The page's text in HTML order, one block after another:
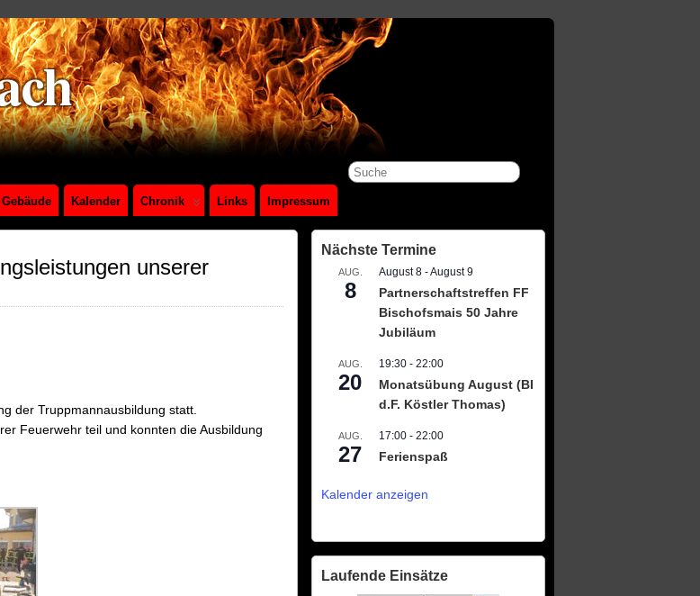
Kalender Chronik Links Impressum
unserer
der Truppmannausbildung statt.
Feuerwehr teil und konnten die Ausbildung
Nächste Termine
AUG.
8
August 8 -August 9
Partnerschaftstreffen FF
Bischofsmais 50 Jahre
Jubiläum
AUG.
20
19:30 - 22:00
Monatsübung August (BI
d.F. Köstler Thomas)
AUG.
27
17:00 - 22:00
Ferienspaß
Kalender anzeigen
Laufende Einsätze